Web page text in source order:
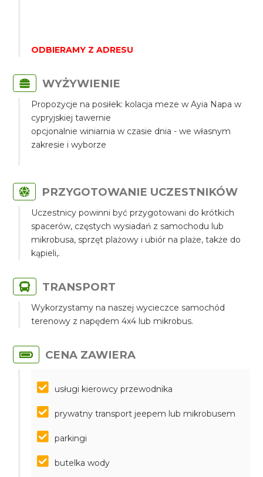
ODBIERAMY Z ADRESU
WYŻYWIENIE
Propozycje na posiłek: kolacja meze w Ayia Napa w
cypryjskiej tawernie
opcjonalnie winiarnia w czasie dnia - we własnym
zakresie i wyborze
PRZYGOTOWANIE UCZESTNIKÓW
Uczestnicy powinni być przygotowani do krótkich
spacerów, częstych wysiadań z samochodu lub
mikrobusa, sprzęt plażowy i ubiór na plaże, także do
kąpieli,.
TRANSPORT
Wykorzystamy na naszej wycieczce samochód
terenowy z napędem 4x4 lub mikrobus.
CENA ZAWIERA
usługi kierowcy przewodnika
prywatny transport jeepem lub mikrobusem
parkingi
butelka wody